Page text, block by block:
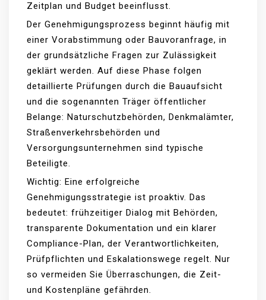
Zeitplan und Budget beeinflusst.
Der Genehmigungsprozess beginnt häufig mit
einer Vorabstimmung oder Bauvoranfrage, in
der grundsätzliche Fragen zur Zulässigkeit
geklärt werden. Auf diese Phase folgen
detaillierte Prüfungen durch die Bauaufsicht
und die sogenannten Träger öffentlicher
Belange: Naturschutzbehörden, Denkmalämter,
Straßenverkehrsbehörden und
Versorgungsunternehmen sind typische
Beteiligte.
Wichtig: Eine erfolgreiche
Genehmigungsstrategie ist proaktiv. Das
bedeutet: frühzeitiger Dialog mit Behörden,
transparente Dokumentation und ein klarer
Compliance-Plan, der Verantwortlichkeiten,
Prüfpflichten und Eskalationswege regelt. Nur
so vermeiden Sie Überraschungen, die Zeit-
und Kostenpläne gefährden.